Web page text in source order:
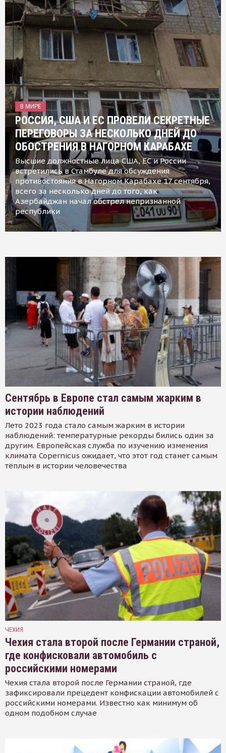
В МИРЕ
РОССИЯ, США И ЕС ПРОВЕЛИ СЕКРЕТНЫЕ
ПЕРЕГОВОРЫ ЗА НЕСКОЛЬКО ДНЕЙ ДО
ОБОСТРЕНИЯ В НАГОРНОМ КАРАБАХЕ
Высшие должностные лица США, ЕС и России
встретились в Стамбуле для обсуждения
противостояния в Нагорном Карабахе 17 сентября,
всего за несколько дней до того, как
Азербайджан начал обстрел непризнанной
республики
Сентябрь в Европе стал самым жарким в
истории наблюдений
Лето 2023 года стало самым жарким в истории
наблюдений: температурные рекорды бились один за
другим. Европейская служба по изучению изменения
климата Copernicus ожидает, что этот год станет самым
тёплым в истории человечества
ЧЕХИЯ
Чехия стала второй после Германии страной,
где конфисковали автомобиль с
российскими номерами
Чехия стала второй после Германии страной, где
зафиксировали прецедент конфискации автомобилей с
российскими номерами. Известно как минимум об
одном подобном случае